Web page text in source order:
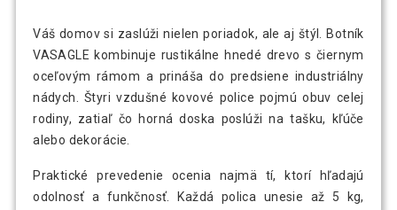
Váš domov si zaslúži nielen poriadok, ale aj štýl. Botník
VASAGLE kombinuje rustikálne hnedé drevo s čiernym
oceľovým rámom a prináša do predsiene industriálny
nádych. Štyri vzdušné kovové police pojmú obuv celej
rodiny, zatiaľ čo horná doska poslúži na tašku, kľúče
alebo dekorácie.
Praktické prevedenie ocenia najmä tí, ktorí hľadajú
odolnosť a funkčnosť. Každá polica unesie až 5 kg,